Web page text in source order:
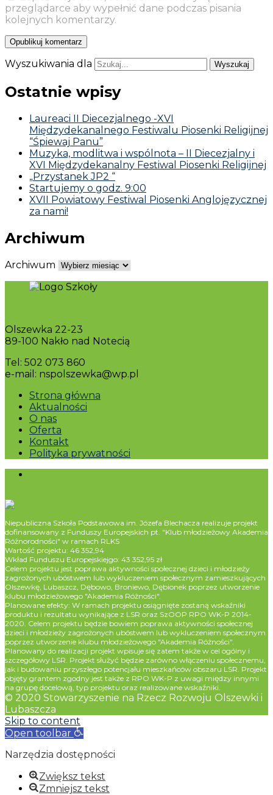
przeglądarce aby wypełnić dane podczas pisania
kolejnych komentarzy.
Wyszukiwania dla
Ostatnie wpisy
Laureaci II Diecezjalnego -XVI
Międzydekanalnego Festiwalu Piosenki Religijnej
“Śpiewaj Panu”
Muzyka, modlitwa i wspólnota – II Diecezjalny i
XVI Międzydekanalny Festiwal Piosenki Religijnej
„Przystanek JP2 “
Startujemy o godz. 9:00
XVII Powiatowy Festiwal Piosenki Anglojęzycznej
za nami!
Archiwum
Archiwum
Olszewka 22-23
89-100 Nakło nad Notecią
Tel: 502 073 860
e-mail: nspolszewka@wp.pl
Strona główna
Aktualności
O nas
Oferta
Kontakt
Polityka prywatności
Niepubliczna Szkoła Podstawowa im. Józefa Blechacza realizuje projekt
dofinansowany z Funduszy Europejskich pt. "Klub młodzieżowy Akademia
Różnorodności" w ramach RLKS
Wartość projektu: 46 352,94
Wkład Funduszu Europejskiejgo: 43 352,95 zł
Celem projektu jest poprawa aktywności społecznej dzieci i młodzieży
zagrożonych ubóstwem lub wykluczeniem społecznym zamieszkujących
Olszewkę, Lubaszcz, Dębowo, Broniewo, Dębionek poprzez utworzenie
klubu młodzieżowego "Akademia Różności".
Planowane efekty: W ramach projektu osiągnięte zostaną wskaźniki
produktu i rezultatu wynikające z LSR oraz SzOOP RPO WK-P 2014-
2020. Celem projektu będzie bowiem poprawa aktywności społecznej
dzieci i młodzieży zagrożonych ubóstwem lub wykluczeniem społecznym
poprzez utworzenie klubu młodzieżowego "Akademia Różności".
Planowany do realizacji projekt wpisuje się zatem także w cel ogólny i
szczegółowy LSR. Projekt służyć będzie zarówno włączeniu społecznemu,
jak i budowaniu przyszłego potencjału mieszkańców obszaru LSR. Projekt
objęty grantem zgodny jest także z RPO WK-P z uwagi między innymi
na grupę docelową, typ projektu oraz realizowane wskaźniki.
© 2020 Stowarzyszenie na Rzecz Rozwoju Olszewki i
Lubaszcza
Skip to content
Open toolbar
Narzędzia dostępności
Zwiększ tekst
Zmniejsz tekst